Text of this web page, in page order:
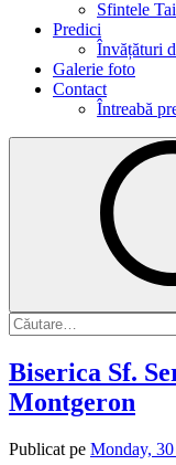
Sfintele
Predici
Învățături
Galerie foto
Contact
Întreabă
Caută
după:
Biserica Sf.
Montgeron
Publicat pe Monday,